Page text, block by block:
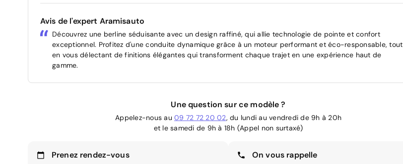
Avis de l'expert Aramisauto
Découvrez une berline séduisante avec un design raffiné, qui allie technologie de pointe et confort
exceptionnel. Profitez d'une conduite dynamique grâce à un moteur performant et éco-responsable, tout
en vous délectant de finitions élégantes qui transforment chaque trajet en une expérience haut de
gamme.
Une question sur ce modèle ?
Appelez-nous au 09 72 72 20 02, du lundi au vendredi de 9h à 20h
et le samedi de 9h à 18h (Appel non surtaxé)
Prenez rendez-vous On vous rappelle